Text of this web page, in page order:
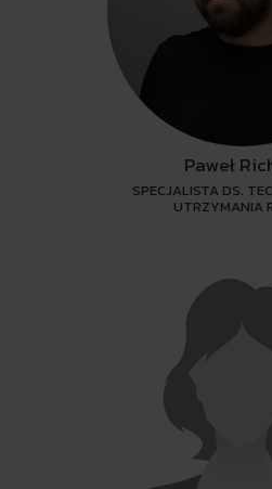
Paweł
SPECJALISTA DS.
UTRZYMANIA